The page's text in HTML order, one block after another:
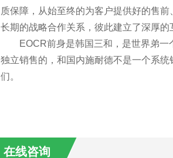
质保障，从始至终的为客户提供好的售
长期的战略合作关系，彼此建立了深厚的
EOCR前身是韩国三和，是世界弟
独立销售的，和国内施耐德不是一个系
们。
在线咨询